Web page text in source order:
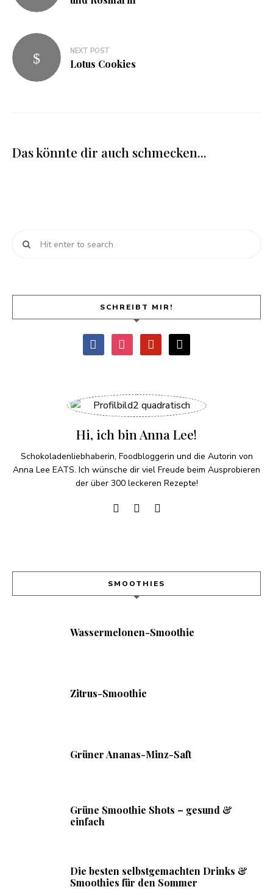
NEXT POST
Lotus Cookies
Das könnte dir auch schmecken...
SCHREIBT MIR!
Hi, ich bin Anna Lee!
Schokoladenliebhaberin, Foodbloggerin und die Autorin von
Anna Lee EATS. Ich wünsche dir viel Freude beim Ausprobieren
der über 300 leckeren Rezepte!
SMOOTHIES
Wassermelonen-Smoothie
Zitrus-Smoothie
Grüner Ananas-Minz-Saft
Grüne Smoothie Shots – gesund &
einfach
Die besten selbstgemachten Drinks &
Smoothies für den Sommer